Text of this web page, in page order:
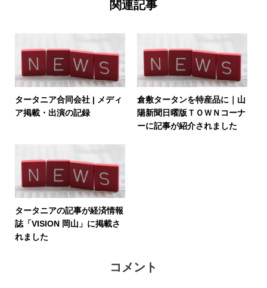
関連記事
タータニア合同会社 | メディ
ア掲載・出演の記録
倉敷タータンを特産品に｜山
陽新聞日曜版ＴＯＷＮコーナ
ーに記事が紹介されました
タータニアの記事が経済情報
誌「VISION 岡山」に掲載さ
れました
コメント